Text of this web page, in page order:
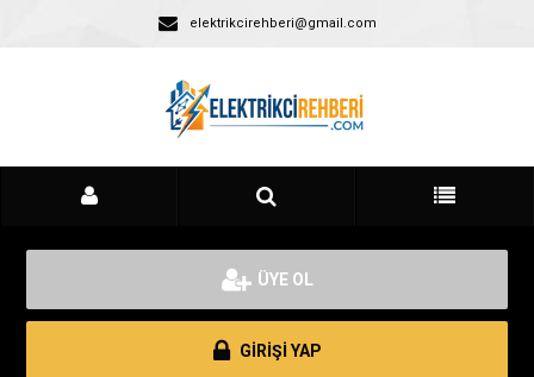
elektrikcirehberi@gmail.com
ÜYE OL
GİRİŞİ YAP